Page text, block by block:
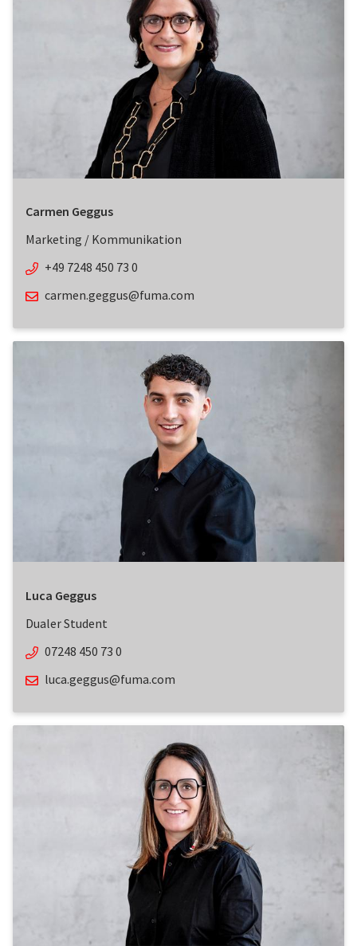
Carmen Geggus
Marketing / Kommunikation
+49 7248 450 73 0
carmen.geggus@fuma.com
Luca Geggus
Dualer Student
07248 450 73 0
luca.geggus@fuma.com